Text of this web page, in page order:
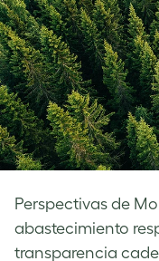
Perspectivas de
abastecimiento
transparencia